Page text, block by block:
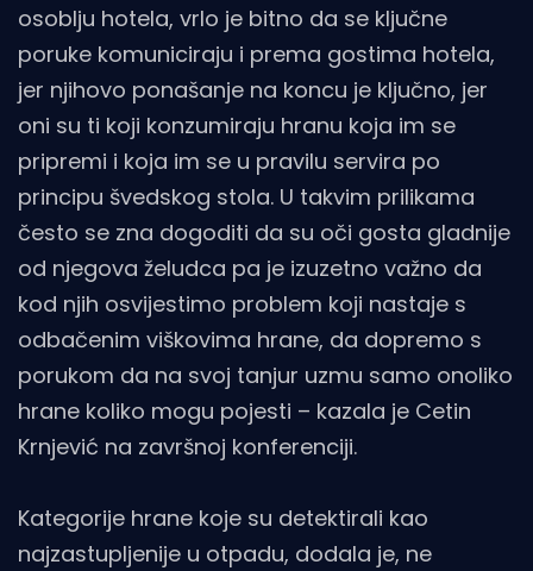
osoblju hotela, vrlo je bitno da se ključne
poruke komuniciraju i prema gostima hotela,
jer njihovo ponašanje na koncu je ključno, jer
oni su ti koji konzumiraju hranu koja im se
pripremi i koja im se u pravilu servira po
principu švedskog stola. U takvim prilikama
često se zna dogoditi da su oči gosta gladnije
od njegova želudca pa je izuzetno važno da
kod njih osvijestimo problem koji nastaje s
odbačenim viškovima hrane, da dopremo s
porukom da na svoj tanjur uzmu samo onoliko
hrane koliko mogu pojesti – kazala je Cetin
Krnjević na završnoj konferenciji.
Kategorije hrane koje su detektirali kao
najzastupljenije u otpadu, dodala je, ne